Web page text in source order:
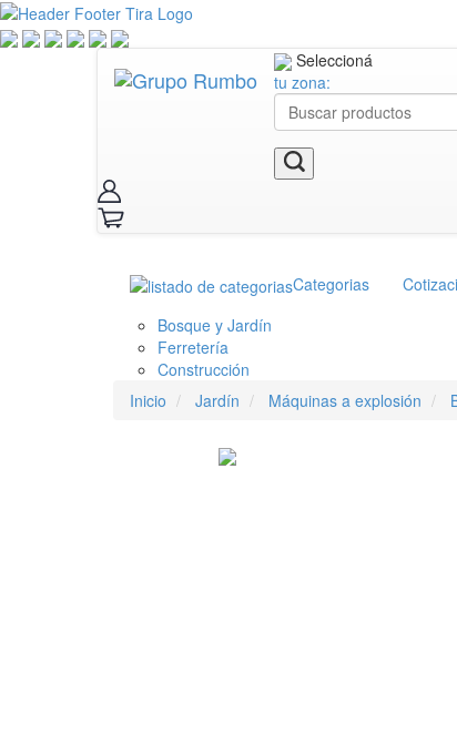
Seleccioná
tu zona:
Categorias
Bosque y Jardín
Ferretería
Construcción
Inicio Jardín Máquinas a explosión